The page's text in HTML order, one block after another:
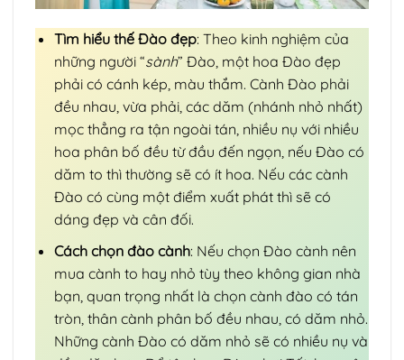
Tìm hiểu thế Đào đẹp: Theo kinh nghiệm của
những người “sành” Đào, một hoa Đào đẹp
phải có cánh kép, màu thắm. Cành Đào phải
đều nhau, vừa phải, các dăm (nhánh nhỏ nhất)
mọc thẳng ra tận ngoài tán, nhiều nụ với nhiều
hoa phân bố đều từ đầu đến ngọn, nếu Đào có
dăm to thì thường sẽ có ít hoa. Nếu các cành
Đào có cùng một điểm xuất phát thì sẽ có
dáng đẹp và cân đối.
Cách chọn đào cành: Nếu chọn Đào cành nên
mua cành to hay nhỏ tùy theo không gian nhà
bạn, quan trọng nhất là chọn cành đào có tán
tròn, thân cành phân bố đều nhau, có dăm nhỏ.
Những cành Đào có dăm nhỏ sẽ có nhiều nụ và